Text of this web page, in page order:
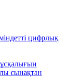
цифрлық
сынақтан